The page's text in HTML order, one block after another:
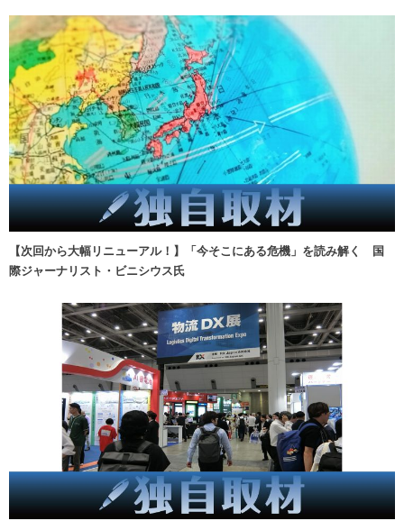
【次回から大幅リニューアル！】「今そこにある危機」を読み解く 国
際ジャーナリスト・ビニシウス氏